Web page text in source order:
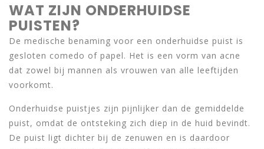
WAT ZIJN ONDERHUIDSE
PUISTEN?
De medische benaming voor een onderhuidse puist is
gesloten comedo of papel. Het is een vorm van acne
dat zowel bij mannen als vrouwen van alle leeftijden
voorkomt.
Onderhuidse puistjes zijn pijnlijker dan de gemiddelde
puist, omdat de ontsteking zich diep in de huid bevindt.
De puist ligt dichter bij de zenuwen en is daardoor